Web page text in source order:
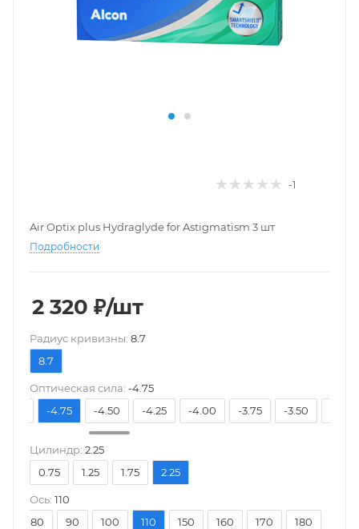
-1
Air Optix plus Hydraglyde for Astigmatism 3 шт
Подробности
2 320 ₽/шт
Pадиус кривизны: 8.7
8.7
Оптическая сила: -4.75
-4.75 -4.50 -4.25 -4.00 -3.75 -3.50
Цилиндр: 2.25
0.75
1.25 1.75 2.25
Ось: 110
80 90 100 110 150 160 170 180